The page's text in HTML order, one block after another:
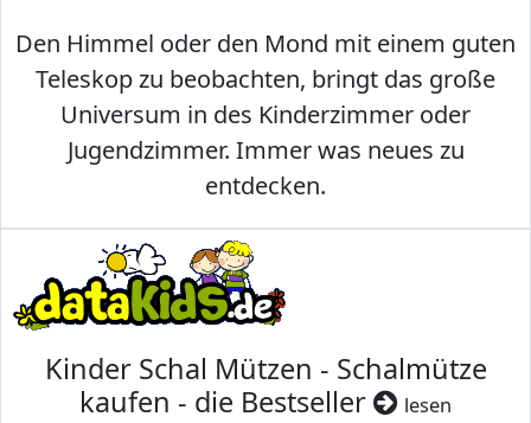
Den Himmel oder den Mond mit einem guten
Teleskop zu beobachten, bringt das große
Universum in des Kinderzimmer oder
Jugendzimmer. Immer was neues zu
entdecken.
Kinder Schal Mützen - Schalmütze
kaufen - die Bestseller
lesen